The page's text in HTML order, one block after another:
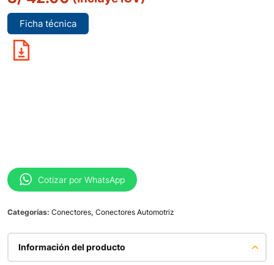
Ficha técnica
Cotizar por WhatsApp
Categorías: Conectores, Conectores Automotriz
Información del producto